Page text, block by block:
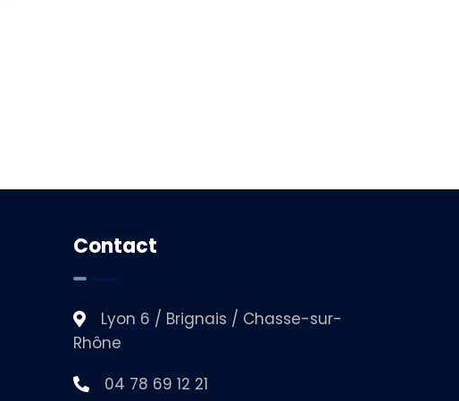
Contact
Lyon 6 / Brignais / Chasse-sur-
Rhône
04 78 69 12 21